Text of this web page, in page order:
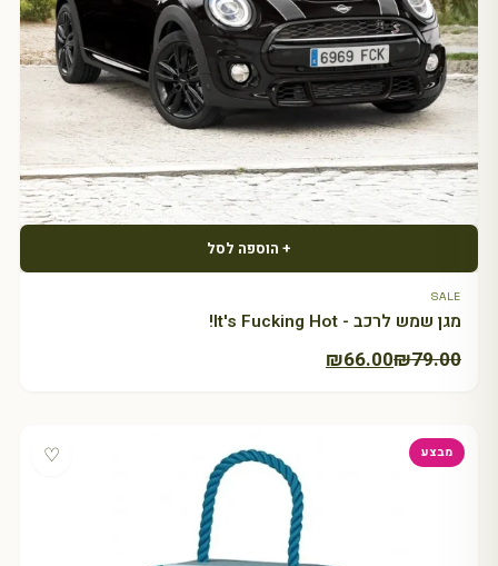
+ הוספה לסל
SALE
מגן שמש לרכב - It's Fucking Hot!
₪79.00
המחיר
₪79.00.
₪66.00
המחיר
₪66.00.
מבצע ♡